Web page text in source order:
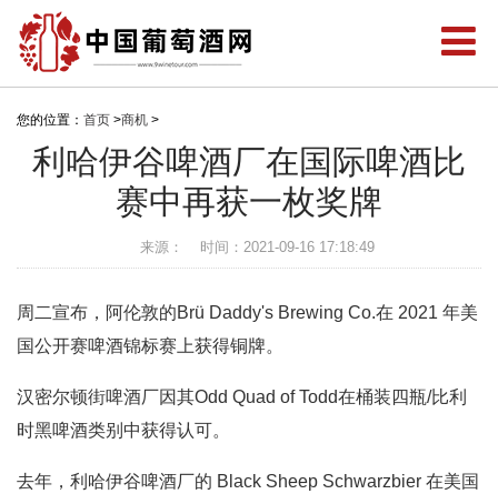
您的位置： 首页 >商机 >
利哈伊谷啤酒厂在国际啤酒比
赛中再获一枚奖牌
来源： 时间：2021-09-16 17:18:49
周二宣布，阿伦敦的Brü Daddy's Brewing Co.在 2021 年美
国公开赛啤酒锦标赛上获得铜牌。
汉密尔顿街啤酒厂因其Odd Quad of Todd在桶装四瓶/比利
时黑啤酒类别中获得认可。
去年，利哈伊谷啤酒厂的 Black Sheep Schwarzbier 在美国